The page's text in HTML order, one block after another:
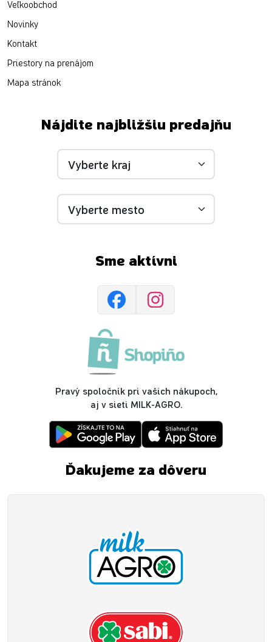
Veľkoobchod
Novinky
Kontakt
Priestory na prenájom
Mapa stránok
Nájdite najbližšiu predajňu
Sme aktívni
Pravý spoločník pri vašich nákupoch,
aj v sieti MILK-AGRO.
Ďakujeme za dôveru